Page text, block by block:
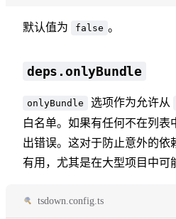
默认值为 false 。
deps.onlyBundle
onlyBundle 选项作为允许从
白名单。如果有任何不在列表
出错误。这对于防止意外的
有用，尤其是在大型项目中可
tsdown.config.ts